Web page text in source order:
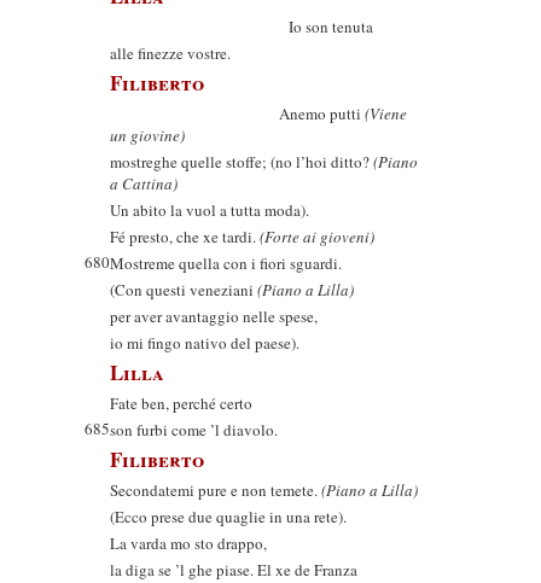
Io son tenuta
alle finezze vostre.
Filiberto
Anemo putti (Viene
un giovine)
mostreghe quelle stoffe; (no l’hoi ditto?(Piano
a Cattina)
Un abito la vuol a tutta moda).
Fé presto, che xe tardi.(Forte ai gioveni)
680Mostreme quella con i fiori sguardi.
(Con questi veneziani (Piano a Lilla)
per aver avantaggio nelle spese,
io mi fingo nativo del paese).
Lilla
Fate ben, perché certo
685son furbi come ’l diavolo.
Filiberto
Secondatemi pure e non temete.(Piano a Lilla)
(Ecco prese due quaglie in una rete).
La varda mo sto drappo,
la diga se ’l ghe piase. El xe de Franza